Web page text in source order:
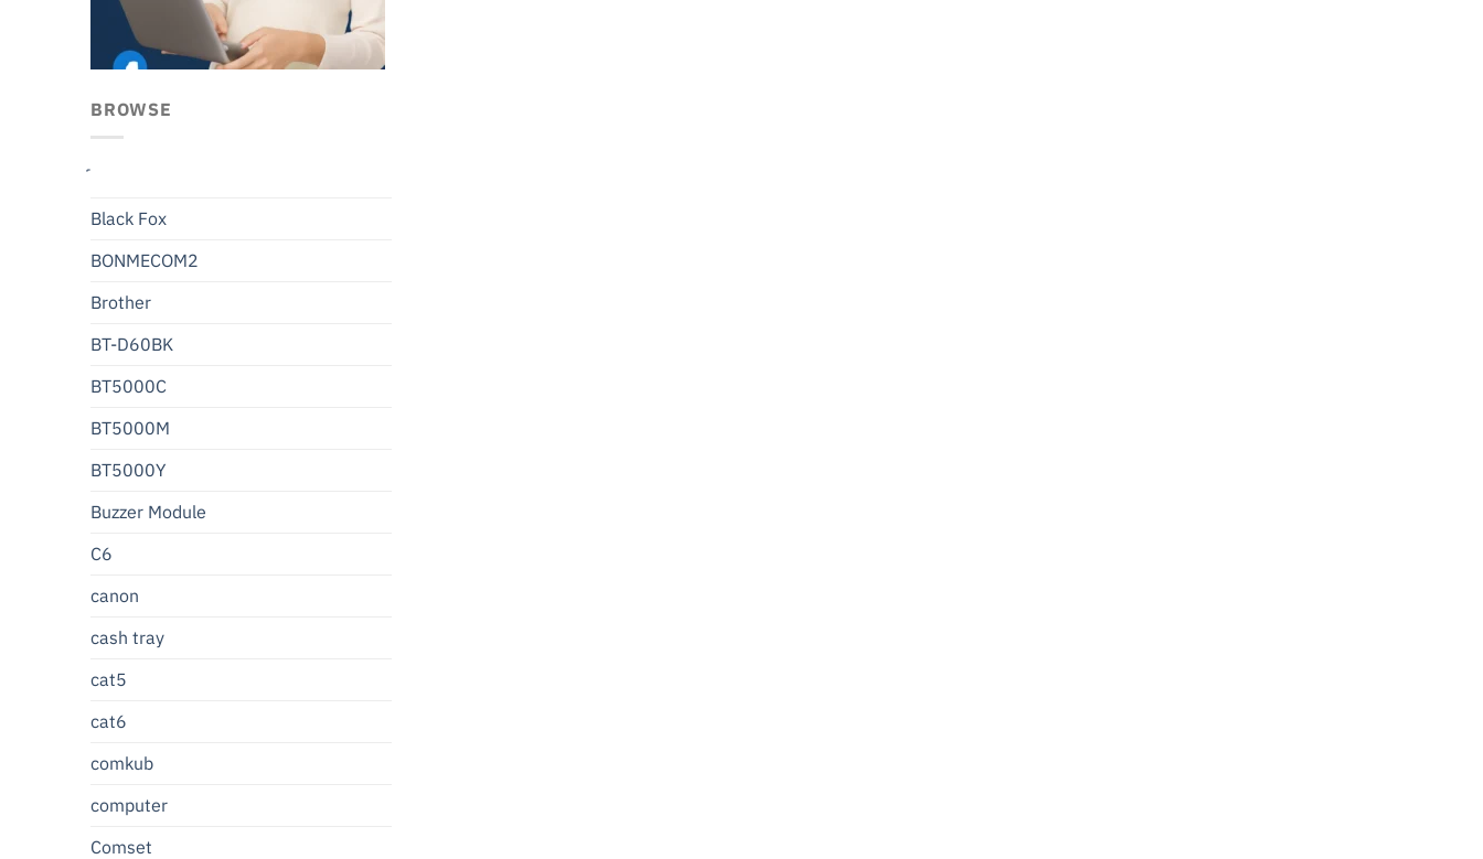
BROWSE
Black Fox
BONMECOM2
Brother
BT-D60BK
BT5000C
BT5000M
BT5000Y
Buzzer Module
C6
canon
cash tray
cat5
cat6
comkub
computer
Comset